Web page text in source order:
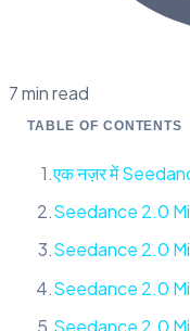
7 min read
TABLE OF CONTENTS
एक नज़र में
Seedance 2.0
Seedance 2.0
Seedance 2.0
Seedance 2.0